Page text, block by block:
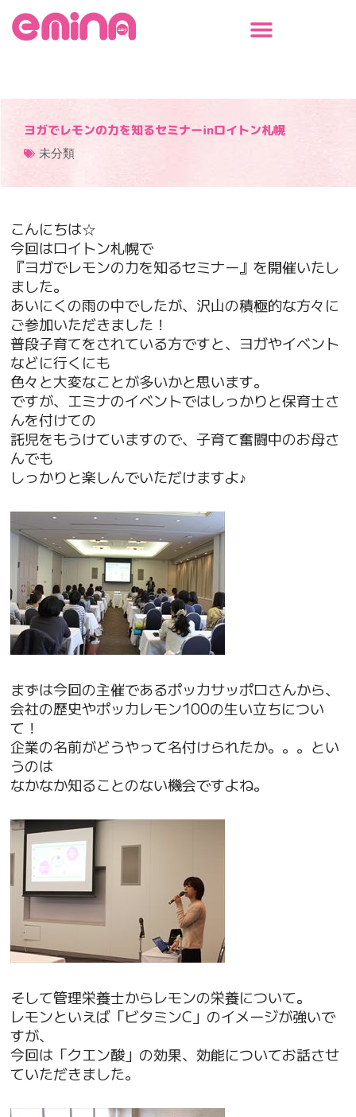
ヨガでレモンの力を知るセミナーinロイトン札幌
未分類
こんにちは☆
今回はロイトン札幌で
『ヨガでレモンの力を知るセミナー』を開催いたし
ました。
あいにくの雨の中でしたが、沢山の積極的な方々に
ご参加いただきました！
普段子育てをされている方ですと、ヨガやイベント
などに行くにも
色々と大変なことが多いかと思います。
ですが、エミナのイベントではしっかりと保育士さ
んを付けての
託児をもうけていますので、子育て奮闘中のお母さ
んでも
しっかりと楽しんでいただけますよ♪
まずは今回の主催であるポッカサッポロさんから、
会社の歴史やポッカレモン100の生い立ちについ
て！
企業の名前がどうやって名付けられたか。。。とい
うのは
なかなか知ることのない機会ですよね。
そして管理栄養士からレモンの栄養について。
レモンといえば「ビタミンC」のイメージが強いで
すが、
今回は「クエン酸」の効果、効能についてお話させ
ていただきました。